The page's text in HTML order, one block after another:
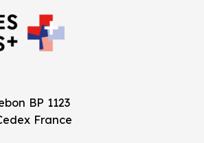
BP 1123
France